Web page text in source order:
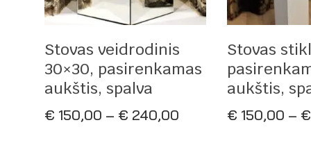
Stovas veidrodinis
30×30, pasirenkamas
aukštis, spalva
€ 150,00 – € 240,00
Stovas
aukštis,
€ 150,00 – €